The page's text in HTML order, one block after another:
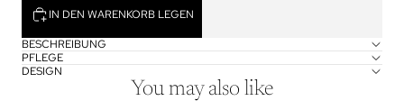
IN DEN WARENKORB LEGEN
BESCHREIBUNG
PFLEGE
DESIGN
You may also like